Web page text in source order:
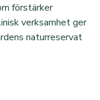
förstärker
verksamhet ger
naturreservat